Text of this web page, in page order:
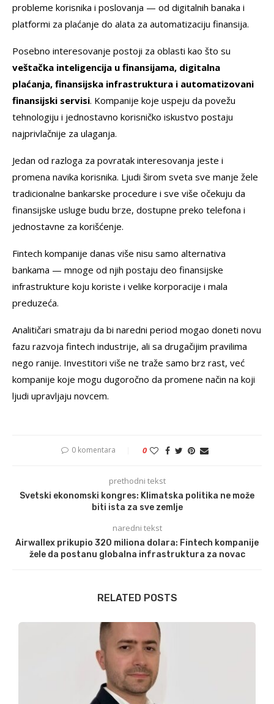
probleme korisnika i poslovanja — od digitalnih banaka i
platformi za plaćanje do alata za automatizaciju finansija.
Posebno interesovanje postoji za oblasti kao što su
veštačka inteligencija u finansijama, digitalna
plaćanja, finansijska infrastruktura i automatizovani
finansijski servisi. Kompanije koje uspeju da povežu
tehnologiju i jednostavno korisničko iskustvo postaju
najprivlačnije za ulaganja.
Jedan od razloga za povratak interesovanja jeste i
promena navika korisnika. Ljudi širom sveta sve manje žele
tradicionalne bankarske procedure i sve više očekuju da
finansijske usluge budu brze, dostupne preko telefona i
jednostavne za korišćenje.
Fintech kompanije danas više nisu samo alternativa
bankama — mnoge od njih postaju deo finansijske
infrastrukture koju koriste i velike korporacije i mala
preduzeća.
Analitičari smatraju da bi naredni period mogao doneti novu
fazu razvoja fintech industrije, ali sa drugačijim pravilima
nego ranije. Investitori više ne traže samo brz rast, već
kompanije koje mogu dugoročno da promene način na koji
ljudi upravljaju novcem.
0 komentara 0
prethodni tekst
Svetski ekonomski kongres: Klimatska politika ne može
biti ista za sve zemlje
naredni tekst
Airwallex prikupio 320 miliona dolara: Fintech kompanije
žele da postanu globalna infrastruktura za novac
RELATED POSTS